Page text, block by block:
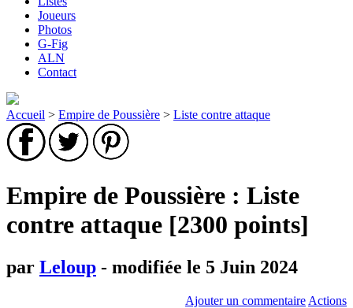
Joueurs
Photos
G-Fig
ALN
Contact
Accueil > Empire de Poussière > Liste contre attaque
Empire de Poussière : Liste
contre attaque [2300 points]
par Leloup - modifiée le 5 Juin 2024
Ajouter un commentaire Actions